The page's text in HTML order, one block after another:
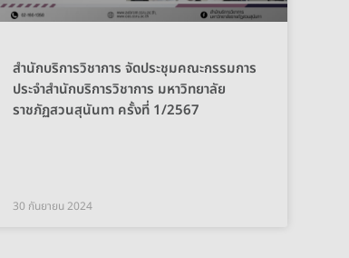
สำนักบริการวิชาการ จัดประชุมคณะกรรมการ
ประจำสำนักบริการวิชาการ มหาวิทยาลัย
ราชภัฏสวนสุนันทา ครั้งที่ 1/2567
30 กันยายน 2024